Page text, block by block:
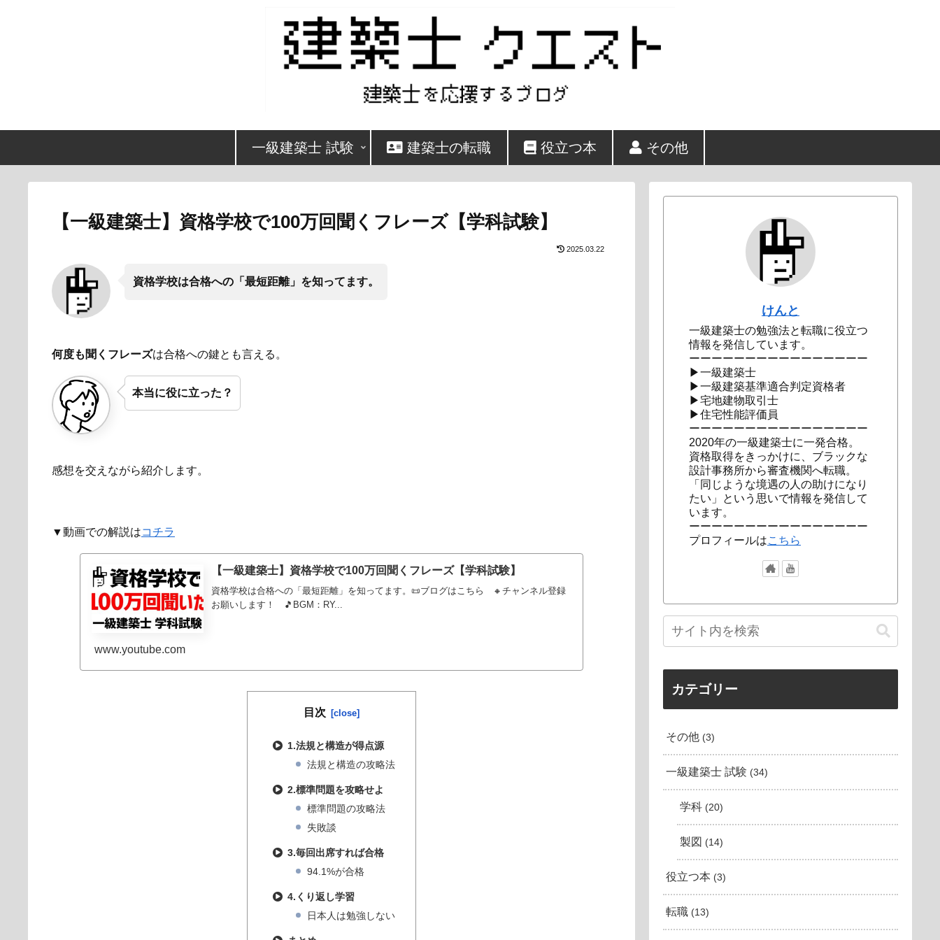
一級建築士 試験 建築士の転職 役立つ本 その他
【一級建築士】資格学校で100万回聞くフレーズ【学科試験】
2025.03.22
資格学校は合格への「最短距離」を知ってます。
何度も聞くフレーズは合格への鍵とも言える。
本当に役に立った？
感想を交えながら紹介します。
▼動画での解説はコチラ
【一級建築士】資格学校で100万回聞くフレーズ【学科試験】
資格学校は合格への「最短距離」を知ってます。📜ブログはこちら 🔸チャンネル登録
お願いします！ 🎵BGM：RY...
www.youtube.com
目次
1.法規と構造が得点源
法規と構造の攻略法
2.標準問題を攻略せよ
標準問題の攻略法
失敗談
3.毎回出席すれば合格
94.1%が合格
4.くり返し学習
日本人は勉強しない
けんと
一級建築士の勉強法と転職に役立つ
情報を発信しています。
ーーーーーーーーーーーーーーーー
▶一級建築士
▶一級建築基準適合判定資格者
▶宅地建物取引士
▶住宅性能評価員
ーーーーーーーーーーーーーーーー
2020年の一級建築士に一発合格。
資格取得をきっかけに、ブラックな
設計事務所から審査機関へ転職。
「同じような境遇の人の助けになり
たい」という思いで情報を発信して
います。
ーーーーーーーーーーーーーーーー
プロフィールはこちら
カテゴリー
その他 3
一級建築士 試験 34
学科 20
製図 14
役立つ本 3
転職 13